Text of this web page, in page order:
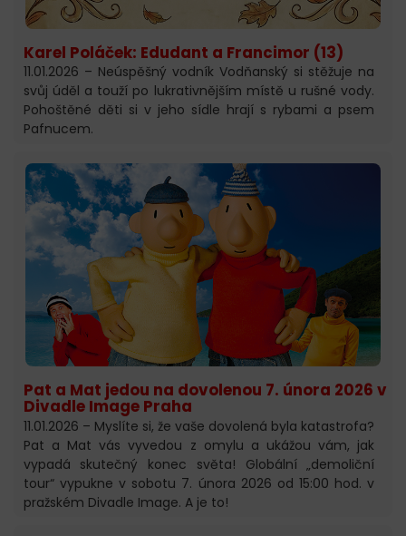
Karel Poláček: Edudant a Francimor (13)
11.01.2026 – Neúspěšný vodník Vodňanský si stěžuje na
svůj úděl a touží po lukrativnějším místě u rušné vody.
Pohoštěné děti si v jeho sídle hrají s rybami a psem
Pafnucem.
Pat a Mat jedou na dovolenou 7. února 2026 v
Divadle Image Praha
11.01.2026 – Myslíte si, že vaše dovolená byla katastrofa?
Pat a Mat vás vyvedou z omylu a ukážou vám, jak
vypadá skutečný konec světa! Globální „demoliční
tour“ vypukne v sobotu 7. února 2026 od 15:00 hod. v
pražském Divadle Image. A je to!